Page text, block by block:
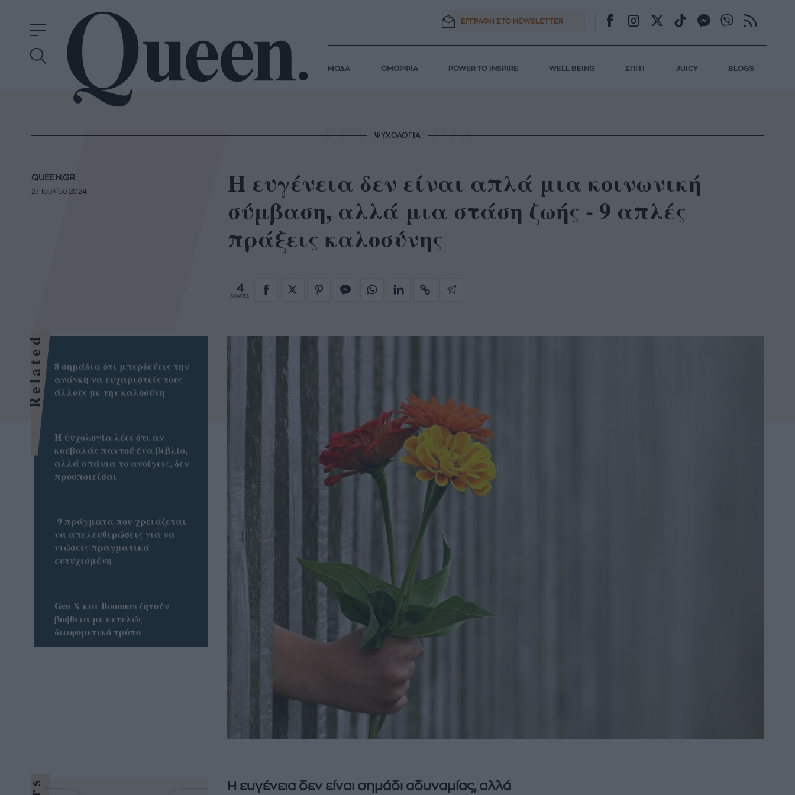
ΕΓΓΡΑΦΗ ΣΤΟ NEWSLETTER
ΜΟΔΑ ΟΜΟΡΦΙΑ POWER TO INSPIRE WELL BEING ΣΠΙΤΙ JUICY BLOGS
ΨΥΧΟΛΟΓΙΑ
Η ευγένεια δεν είναι απλά μια κοινωνική
σύμβαση, αλλά μια στάση ζωής - 9 απλές
πράξεις καλοσύνης
4
SHARES
QUEEN.GR
27 Ιουλίου 2024
Η ευγένεια δεν είναι σημάδι αδυναμίας, αλλά
Related
8 σημάδια ότι μπερδεύεις την
ανάγκη να ευχαριστείς τους
άλλους με την καλοσύνη
Η ψυχολογία λέει ότι αν
κουβαλάς παντού ένα βιβλίο,
αλλά σπάνια το ανοίγεις, δεν
προσποιείσαι
9 πράγματα που χρειάζεται
να απελευθερώσεις για να
νιώσεις πραγματικά
ευτυχισμένη
Gen X και Boomers ζητούν
βοήθεια με εντελώς
διαφορετικό τρόπο